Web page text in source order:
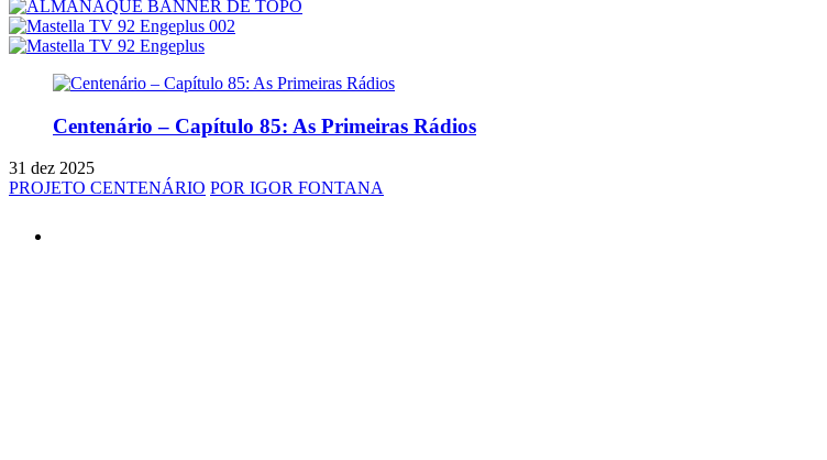
Centenário – Capítulo 85: As Primeiras Rádios
31 dez 2025
PROJETO CENTENÁRIO POR IGOR FONTANA